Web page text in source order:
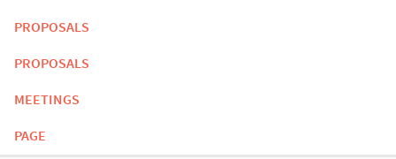
PROPOSALS
PROPOSALS
MEETINGS
PAGE